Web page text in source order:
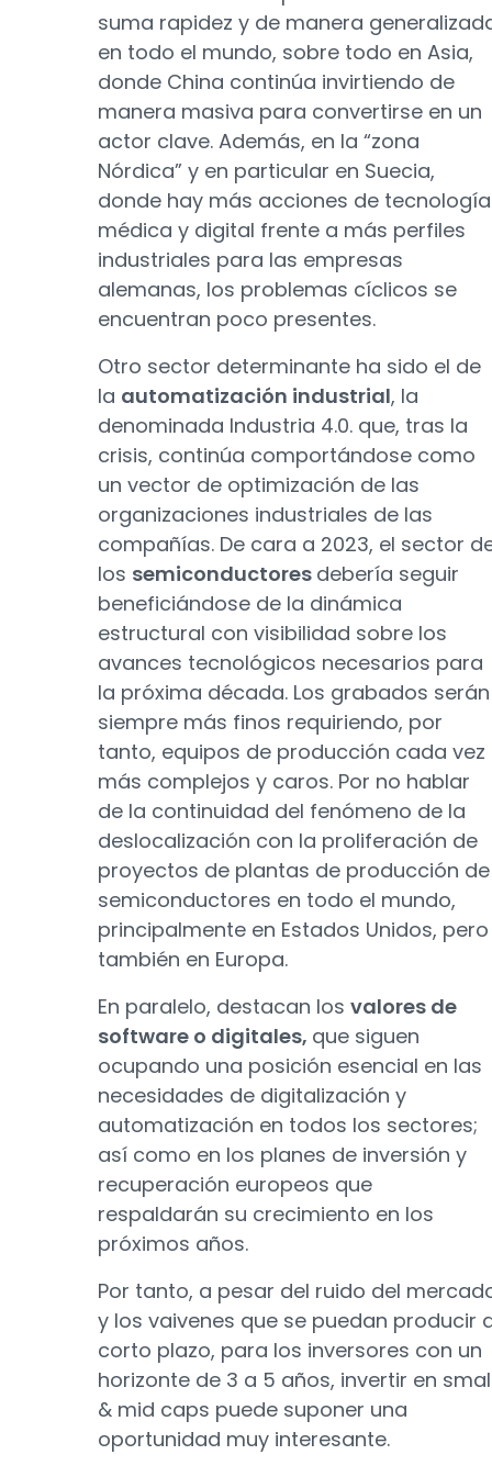
suma rapidez y de manera
en todo el mundo, sobre todo en Asia,
donde China continúa invirtiendo de
manera masiva para convertirse en un
actor clave. Además, en la “zona
Nórdica” y en particular en Suecia,
donde hay más acciones de tecnología
médica y digital frente a más perfiles
industriales para las empresas
alemanas, los problemas cíclicos se
encuentran poco presentes.
Otro sector determinante ha sido el de
la automatización industrial, la
denominada Industria 4.0. que, tras la
crisis, continúa comportándose como
un vector de optimización de las
organizaciones industriales de las
compañías. De cara a 2023, el sector
los semiconductores debería seguir
beneficiándose de la dinámica
estructural con visibilidad sobre los
avances tecnológicos necesarios para
la próxima década. Los grabados serán
siempre más finos requiriendo, por
tanto, equipos de producción cada vez
más complejos y caros. Por no hablar
de la continuidad del fenómeno de la
deslocalización con la proliferación de
proyectos de plantas de producción de
semiconductores en todo el mundo,
principalmente en Estados Unidos, pero
también en Europa.
En paralelo, destacan los valores de
software o digitales, que siguen
ocupando una posición esencial en las
necesidades de digitalización y
automatización en todos los sectores;
así como en los planes de inversión y
recuperación europeos que
respaldarán su crecimiento en los
próximos años.
Por tanto, a pesar del ruido del
y los vaivenes que se puedan producir
corto plazo, para los inversores con un
horizonte de 3 a 5 años, invertir en
& mid caps puede suponer una
oportunidad muy interesante.